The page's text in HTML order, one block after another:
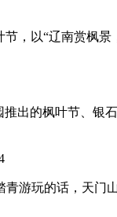
，以“辽南赏枫
出的枫叶节、银
游玩的话，天门